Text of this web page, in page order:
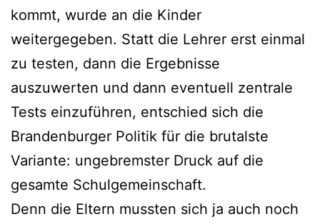
kommt, wurde an die Kinder
weitergegeben. Statt die Lehrer erst einmal
zu testen, dann die Ergebnisse
auszuwerten und dann eventuell zentrale
Tests einzuführen, entschied sich die
Brandenburger Politik für die brutalste
Variante: ungebremster Druck auf die
gesamte Schulgemeinschaft.
Denn die Eltern mussten sich ja auch noch